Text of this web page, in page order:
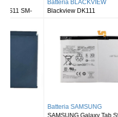
Batteria BLACKVIEW
Blackview DK111
Batteria SAMSUNG
SAMSUNG Galaxy Tab S9 Plus